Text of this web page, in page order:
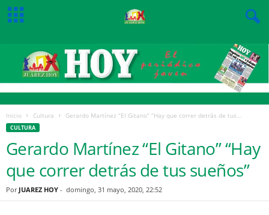
Inicio Cultura Gerardo Martínez “El Gitano” “Hay que correr detrás de tus...
CULTURA
Gerardo Martínez “El Gitano” “Hay
que correr detrás de tus sueños”
Por JUAREZ HOY - domingo, 31 mayo, 2020, 22:52